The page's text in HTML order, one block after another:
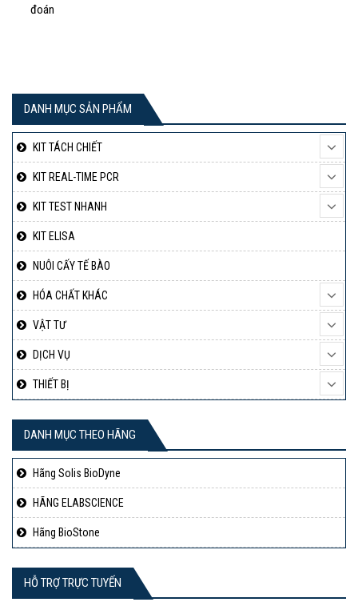
đoán
DANH MỤC SẢN PHẨM
KIT TÁCH CHIẾT
KIT REAL-TIME PCR
KIT TEST NHANH
KIT ELISA
NUÔI CẤY TẾ BÀO
HÓA CHẤT KHÁC
VẬT TƯ
DỊCH VỤ
THIẾT BỊ
DANH MỤC THEO HÃNG
Hãng Solis BioDyne
HÃNG ELABSCIENCE
Hãng BioStone
HỖ TRỢ TRỰC TUYẾN